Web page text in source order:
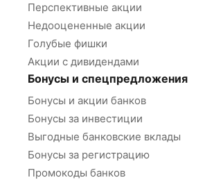
Перспективные акции
Недооцененные акции
Голубые фишки
Акции с дивидендами
Бонусы и спецпредложения
Бонусы и акции банков
Бонусы за инвестиции
Выгодные банковские вклады
Бонусы за регистрацию
Промокоды банков